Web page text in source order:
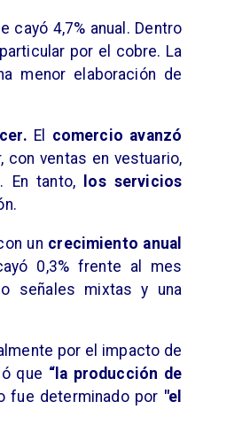
cayó 4,7% anual. Dentro
por el cobre. La
menor elaboración de
El comercio avanzó
con ventas en vestuario,
En tanto,
los servicios
un crecimiento anual
0,3% frente al mes
señales mixtas y una
por el impacto de
que “la producción de
fue determinado por "el